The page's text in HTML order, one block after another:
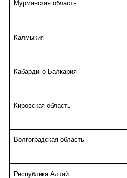
Мурманская область
Калмыкия
Кабардино-Балкария
Кировская область
Волгоградская область
Республика Алтай